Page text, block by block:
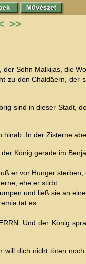
>>
Sohn Malkijas, die
zu den Chaldäern, der
sind in dieser Stadt,
In der Zisterne
König gerade im
er vor Hunger sterben;
ehe er stirbt.
und ließ sie an
tat es.
Und der König
dich nicht töten